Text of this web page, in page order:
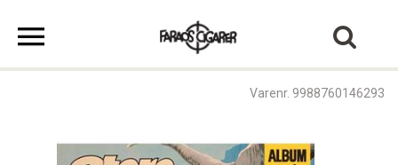
Varenr. 9988760146293